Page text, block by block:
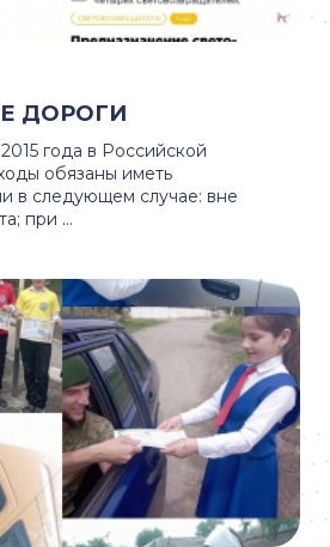
года в Российской
обязаны иметь
в следующем случае: вне
при ...
ДОРОГИ